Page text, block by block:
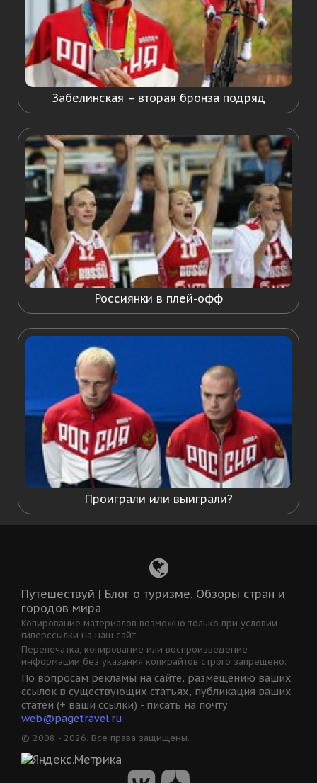
Забелинская – вторая бронза подряд
Россиянки в плей-офф
Проиграли или выиграли?
Путешествуй | Блог о туризме. Обзоры стран и
городов мира
Копирование материалов возможно только при условии
гиперссылки на наш сайт.
Перепечатка, копирование или воспроизведение
информации без указания копирайтов строго запрещено.
По вопросам рекламы на сайте, размещению ваших
ссылок в существующих статьях, публикация ваших
статей (+ ваши ссылки) - писать на почту
web@pagetravel.ru
© 2008 - 2026. Все права защищены.